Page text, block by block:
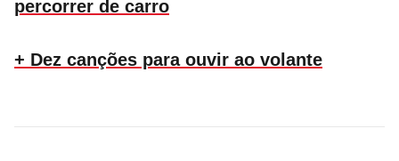
percorrer de carro
+ Dez canções para ouvir ao volante